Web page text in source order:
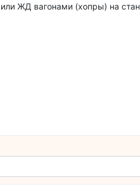
или ЖД вагонами (хопры) на